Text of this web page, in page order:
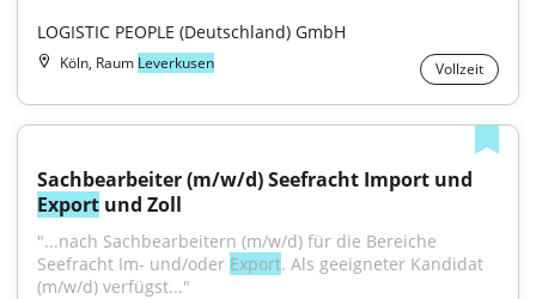
LOGISTIC PEOPLE (Deutschland) GmbH
Köln, Raum Leverkusen Vollzeit
Export und Zoll
"...nach Sachbearbeitern (m/w/d) für die Bereiche
Seefracht Im- und/oder Export. Als geeigneter Kandidat
(m/w/d) verfügst..."